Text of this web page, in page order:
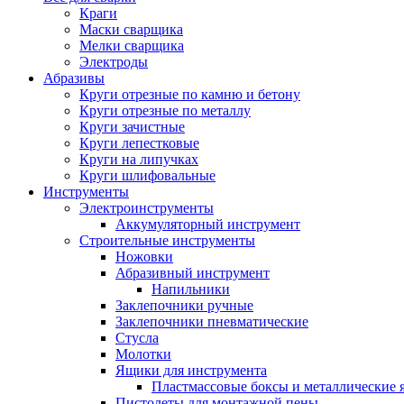
Краги
Маски сварщика
Мелки сварщика
Электроды
Абразивы
Круги отрезные по камню и бетону
Круги отрезные по металлу
Круги зачистные
Круги лепестковые
Круги на липучках
Круги шлифовальные
Инструменты
Электроинструменты
Аккумуляторный инструмент
Строительные инструменты
Ножовки
Абразивный инструмент
Напильники
Заклепочники ручные
Заклепочники пневматические
Стусла
Молотки
Ящики для инструмента
Пластмассовые боксы и металлические